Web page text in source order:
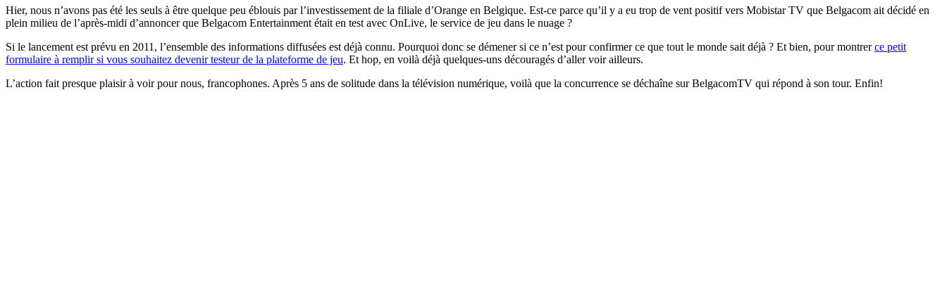
Hier, nous n’avons pas été les seuls à être quelque peu éblouis par l’investissement de la filiale d’Orange en Belgique. Est-ce parce qu’il y a eu trop de vent positif vers Mobistar TV que Belgacom ait décidé en
plein milieu de l’après-midi d’annoncer que Belgacom Entertainment était en test avec OnLive, le service de jeu dans le nuage ?
Si le lancement est prévu en 2011, l’ensemble des informations diffusées est déjà connu. Pourquoi donc se démener si ce n’est pour confirmer ce que tout le monde sait déjà ? Et bien, pour montrerce petit
formulaire à remplir si vous souhaitez devenir testeur de la plateforme de jeu. Et hop, en voilà déjà quelques-uns découragés d’aller voir ailleurs.
L’action fait presque plaisir à voir pour nous, francophones. Après 5 ans de solitude dans la télévision numérique, voilà que la concurrence se déchaîne sur BelgacomTV qui répond à son tour. Enfin!